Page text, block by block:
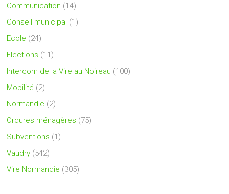
Communication (14)
Conseil municipal (1)
Ecole (24)
Elections (11)
Intercom de la Vire au Noireau (100)
Mobilité (2)
Normandie (2)
Ordures ménagères (75)
Subventions (1)
Vaudry (542)
Vire Normandie (305)